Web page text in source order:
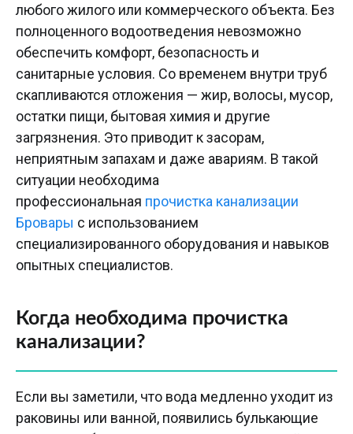
любого жилого или коммерческого объекта. Без
полноценного водоотведения невозможно
обеспечить комфорт, безопасность и
санитарные условия. Со временем внутри труб
скапливаются отложения — жир, волосы, мусор,
остатки пищи, бытовая химия и другие
загрязнения. Это приводит к засорам,
неприятным запахам и даже авариям. В такой
ситуации необходима
профессиональная прочистка канализации
Бровары с использованием
специализированного оборудования и навыков
опытных специалистов.
Когда необходима прочистка
канализации?
Если вы заметили, что вода медленно уходит из
раковины или ванной, появились булькающие